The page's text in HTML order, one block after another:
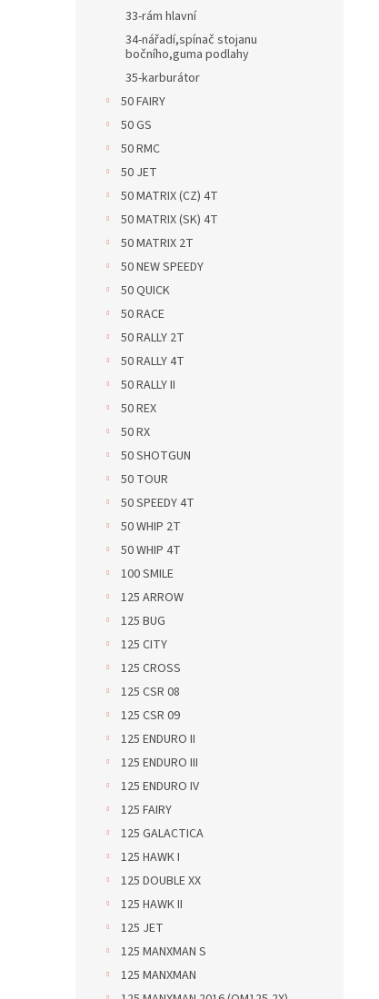
33-rám hlavní
34-nářadí,spínač stojanu
bočního,guma podlahy
35-karburátor
50 FAIRY
50 GS
50 RMC
50 JET
50 MATRIX (CZ) 4T
50 MATRIX (SK) 4T
50 MATRIX 2T
50 NEW SPEEDY
50 QUICK
50 RACE
50 RALLY 2T
50 RALLY 4T
50 RALLY II
50 REX
50 RX
50 SHOTGUN
50 TOUR
50 SPEEDY 4T
50 WHIP 2T
50 WHIP 4T
100 SMILE
125 ARROW
125 BUG
125 CITY
125 CROSS
125 CSR 08
125 CSR 09
125 ENDURO II
125 ENDURO III
125 ENDURO IV
125 FAIRY
125 GALACTICA
125 HAWK I
125 DOUBLE XX
125 HAWK II
125 JET
125 MANXMAN S
125 MANXMAN